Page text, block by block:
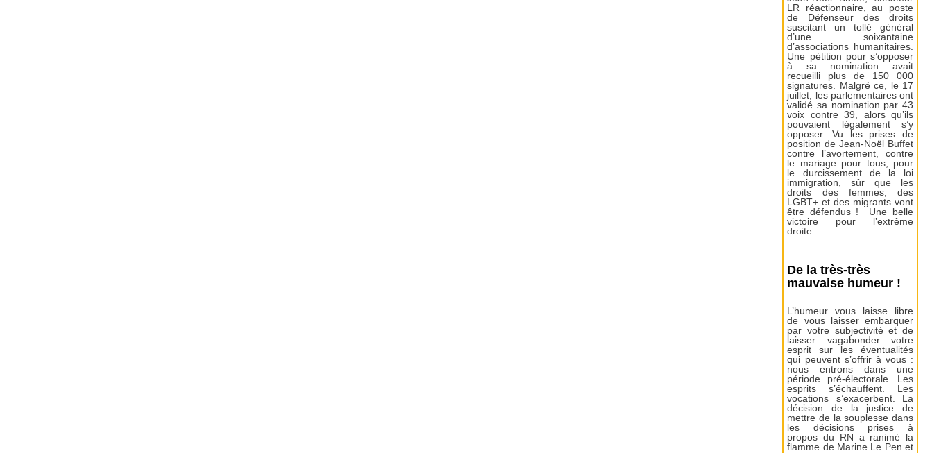
LR réactionnaire, au poste
de Défenseur des droits
suscitant un tollé général
d’une soixantaine
d’associations humanitaires.
Une pétition pour s’opposer
à sa nomination avait
recueilli plus de 150 000
signatures. Malgré ce, le 17
juillet, les parlementaires ont
validé sa nomination par 43
voix contre 39, alors qu’ils
pouvaient légalement s’y
opposer. Vu les prises de
position de Jean-Noël Buffet
contre l’avortement, contre
le mariage pour tous, pour
le durcissement de la loi
immigration, sûr que les
droits des femmes, des
LGBT+ et des migrants vont
être défendus ! Une belle
victoire pour l’extrême
droite.
De la très-très
mauvaise humeur !
L’humeur vous laisse libre
de vous laisser embarquer
par votre subjectivité et de
laisser vagabonder votre
esprit sur les éventualités
qui peuvent s’offrir à vous :
nous entrons dans une
période pré-électorale. Les
esprits s’échauffent. Les
vocations s’exacerbent. La
décision de la justice de
mettre de la souplesse dans
les décisions prises à
propos du RN a ranimé la
flamme de Marine Le Pen et